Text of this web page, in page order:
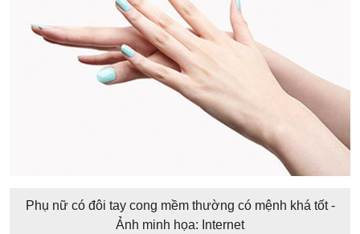
Phụ nữ có đôi tay cong mềm thường có mệnh khá tốt -
Ảnh minh họa: Internet